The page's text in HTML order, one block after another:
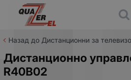
Назад до Дистанционни за
Дистанционно
R40B02